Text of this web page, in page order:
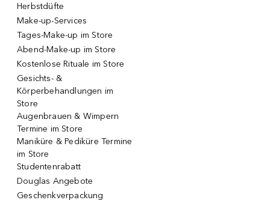
Herbstdüfte
Make-up-Services
Tages-Make-up im Store
Abend-Make-up im Store
Kostenlose Rituale im Store
Gesichts- &
Körperbehandlungen im
Store
Augenbrauen & Wimpern
Termine im Store
Maniküre & Pediküre Termine
im Store
Studentenrabatt
Douglas Angebote
Geschenkverpackung